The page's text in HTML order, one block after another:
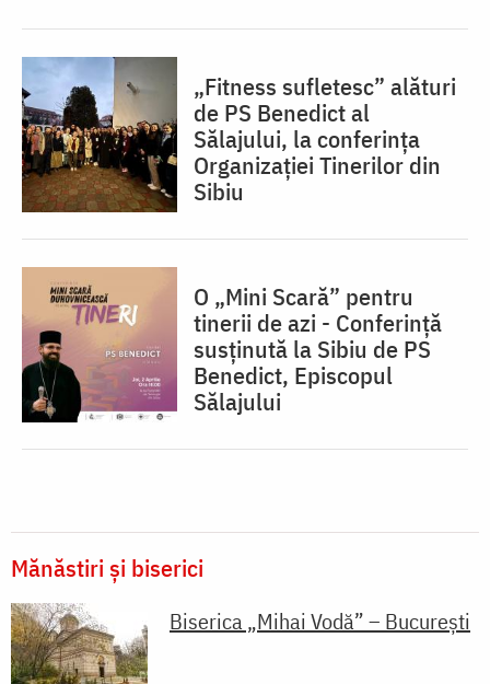
„Fitness sufletesc” alături
de PS Benedict al
Sălajului, la conferința
Organizației Tinerilor din
Sibiu
O „Mini Scară” pentru
tinerii de azi - Conferință
susținută la Sibiu de PS
Benedict, Episcopul
Sălajului
Mănăstiri și biserici
Biserica „Mihai Vodă” – București